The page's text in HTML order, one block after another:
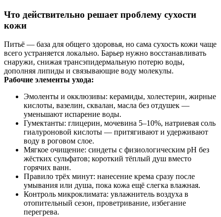
Что действительно решает проблему сухости
кожи
Питьё — база для общего здоровья, но сама сухость кожи чаще
всего устраняется локально. Барьер нужно восстанавливать
снаружи, снижая трансэпидермальную потерю воды,
дополняя липиды и связывающие воду молекулы.
Рабочие элементы ухода:
Эмоленты и окклюзивы: керамиды, холестерин, жирные
кислоты, вазелин, сквалан, масла без отдушек —
уменьшают испарение воды.
Гумектанты: глицерин, мочевина 5–10%, натриевая соль
гиалуроновой кислоты — притягивают и удерживают
воду в роговом слое.
Мягкое очищение: синдеты с физиологическим pH без
жёстких сульфатов; короткий тёплый душ вместо
горячих ванн.
Правило трёх минут: нанесение крема сразу после
умывания или душа, пока кожа ещё слегка влажная.
Контроль микроклимата: увлажнитель воздуха в
отопительный сезон, проветривание, избегание
перегрева.